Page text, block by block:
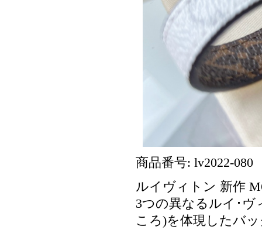
商品番号: lv2022-080
ルイヴィトン 新作
3つの異なるルイ･
ころ)を体現したバ